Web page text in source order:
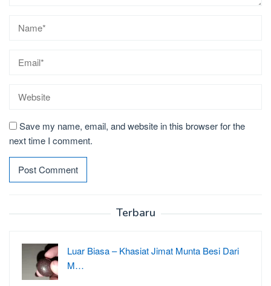
Save my name, email, and website in this browser for the
next time I comment.
Terbaru
Luar Biasa – Khasiat Jimat Munta Besi Dari
M…